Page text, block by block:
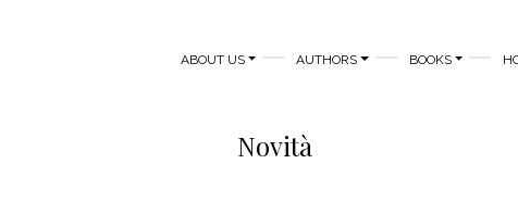
MAIN NAVIGATION
ABOUT US AUTHORS BOOKS
Novità